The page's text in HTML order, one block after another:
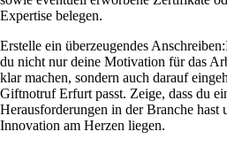
Expertise belegen.
Erstelle ein überzeugendes Anschreiben:
du nicht nur deine Motivation für das
klar machen, sondern auch darauf
Giftnotruf Erfurt passt. Zeige, dass du
Herausforderungen in der Branche hast
Innovation am Herzen liegen.